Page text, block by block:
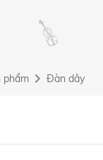
phẩm Đàn dây